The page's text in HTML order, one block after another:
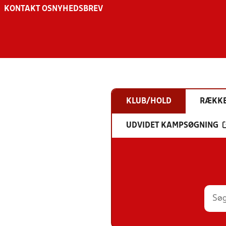
KONTAKT OS NYHEDSBREV
KLUB/HOLD
UDVIDET KAMPSØGNING